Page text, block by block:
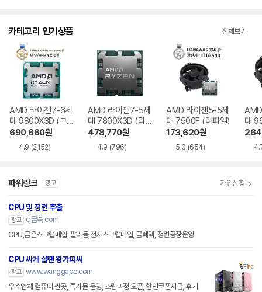
카테고리 인기상품 전체보기
AMD 라이젠7-6세
대 9800X3D (그
래니트 릿지)
690,660원
4.9 (2,152)
AMD 라이젠7-5세
대 7800X3D (라
파엘)
478,770원
4.9 (796)
AMD 라이젠5-5세
대 7500F (라파엘)
173,620원
5.0 (654)
대
트
파워링크 광고 가입신청
CPU 및 정련 추출
광고
cj금속.com
CPU,금은스크랩매입, 팔라듐,전자스크랩매입, 금폐액, 정련공장운영
CPU 싸게 살땐 왕가피씨
광고 www.wanggapc.com
우수업체 컴퓨터 싼곳, 특가몰 운영, 조립과정 오픈, 할인쿠폰지급, 후기